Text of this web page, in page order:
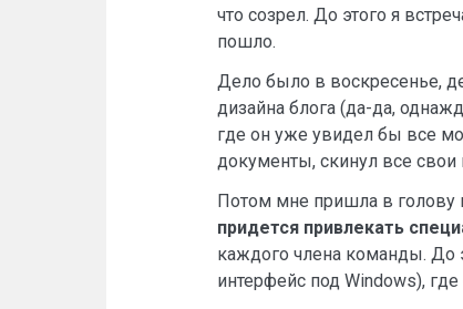
что созрел. До этого я
пошло.
Дело было в воскресенье,
дизайна блога (да-да,
где он уже увидел бы все
документы, скинул все свои
Потом мне пришла в голову
придется привлекать
каждого члена команды. До
интерфейс под Windows),